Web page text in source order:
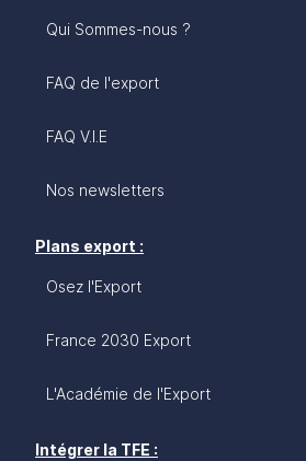
Qui Sommes-nous ?
FAQ de l'export
FAQ V.I.E
Nos newsletters
Plans export :
Osez l'Export
France 2030 Export
L'Académie de l'Export
Intégrer la TFE :